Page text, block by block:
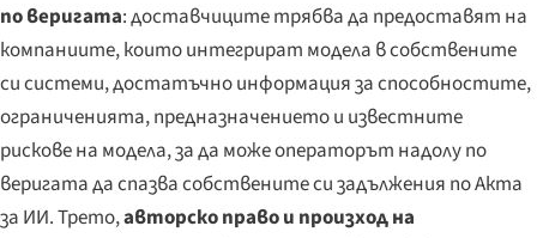
по веригата: доставчиците трябва да предоставят на
компаниите, които интегрират модела в собствените
си системи, достатъчно информация за способностите,
ограниченията, предназначението и известните
рискове на модела, за да може операторът надолу по
веригата да спазва собствените си задължения по Акта
за ИИ. Трето,авторско право и произход на